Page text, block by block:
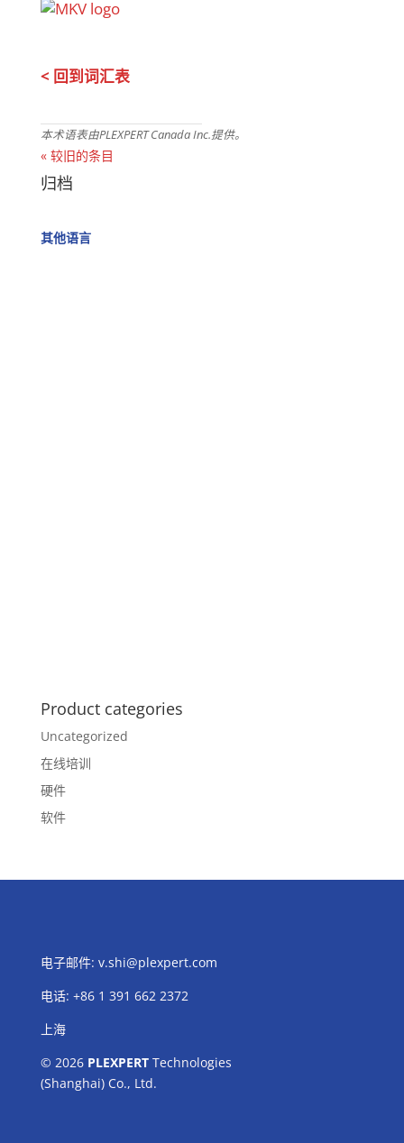
< 回到词汇表
本术语表由PLEXPERT Canada Inc.提供。
« 较旧的条目
归档
其他语言
Product categories
Uncategorized
在线培训
硬件
软件
电子邮件: v.shi@plexpert.com
电话: +86 1 391 662 2372
上海
© 2026 PLEXPERTTechnologies
(Shanghai) Co., Ltd.